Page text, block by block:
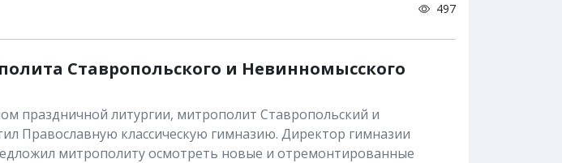
497
Ставропольского и Невинномысского
праздничной литургии, митрополит Ставропольский и
Православную классическую гимназию. Директор гимназии
митрополиту осмотреть новые и отремонтированные